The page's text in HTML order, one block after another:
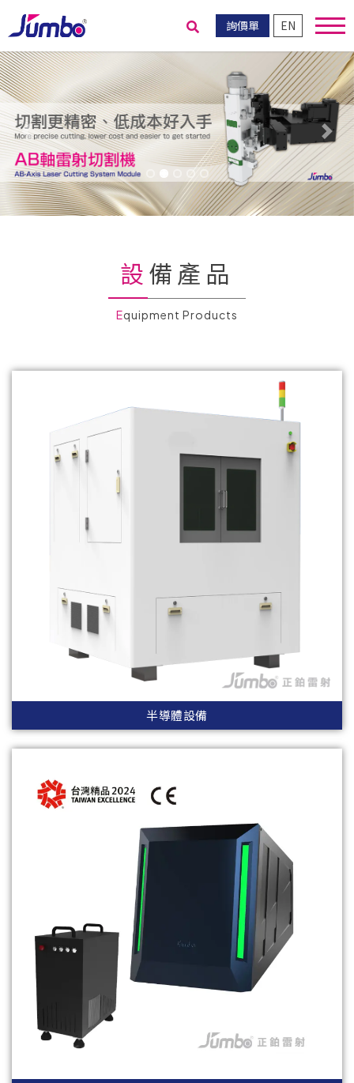
詢價單 EN
送出搜尋
Previous
Next
設備產品
Equipment Products
半導體設備